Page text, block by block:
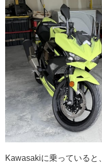
Kawasakiに乗っていると